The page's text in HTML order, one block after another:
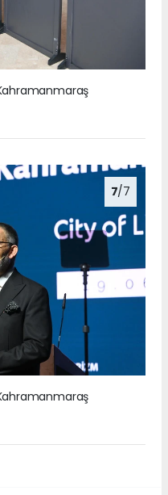
7/7